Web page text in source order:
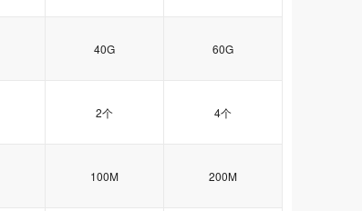
40G 60G
2个 4个
100M 200M